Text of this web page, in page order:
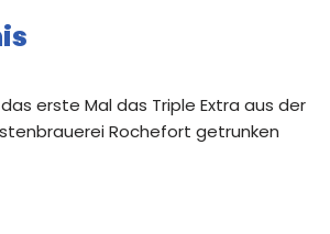
das erste Mal das Triple Extra aus der
Rochefort getrunken